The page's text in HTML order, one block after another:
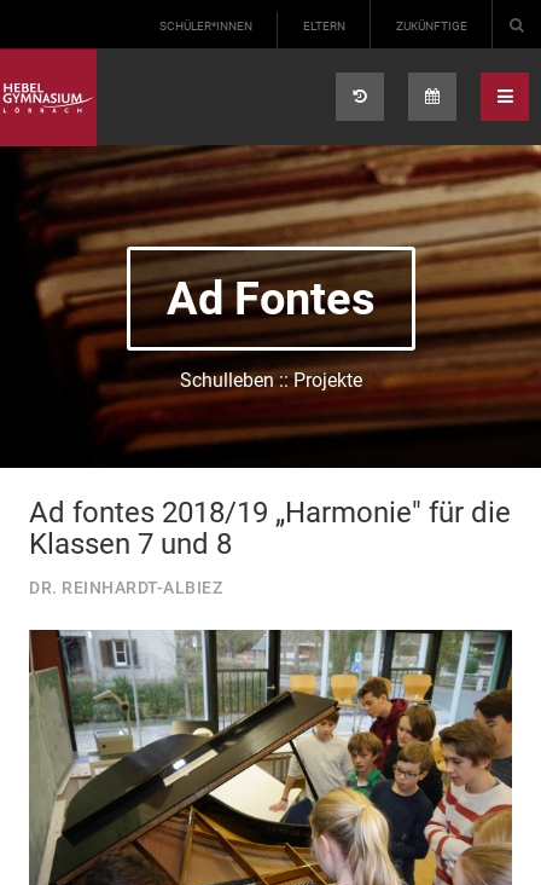
SCHÜLER*INNEN ELTERN ZUKÜNFTIGE
Ad Fontes
Schulleben :: Projekte
Ad fontes 2018/19 „Harmonie" für die
Klassen 7 und 8
DR. REINHARDT-ALBIEZ